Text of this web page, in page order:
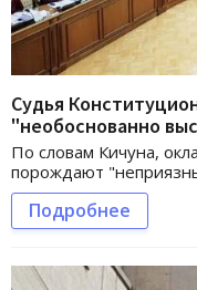
Судья
"необоснованно
По словам Кичуна,
порождают
Подробнее